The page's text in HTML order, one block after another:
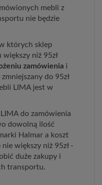
mebli z
nie będzie
których sklep
niż 95zł
zamówienia i
do 95zł
LIMA jest w
do zamówienia
dowolną ilość
Halmar a koszt
większy niż 95zł -
duże zakupy i
transportu.